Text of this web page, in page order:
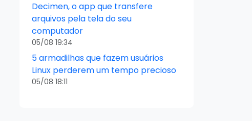
Decimen, o app que transfere
arquivos pela tela do seu
computador
05/08 19:34
5 armadilhas que fazem usuários
Linux perderem um tempo precioso
05/08 18:11